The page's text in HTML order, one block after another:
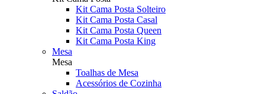
Kit Cama Posta Solteiro
Kit Cama Posta Casal
Kit Cama Posta Queen
Kit Cama Posta King
Mesa
Mesa
Toalhas de Mesa
Acessórios de Cozinha